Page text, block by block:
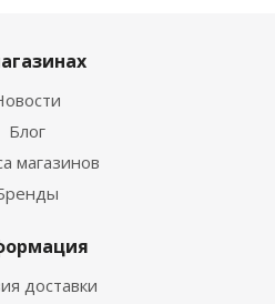
Блог
магазинов
доставки